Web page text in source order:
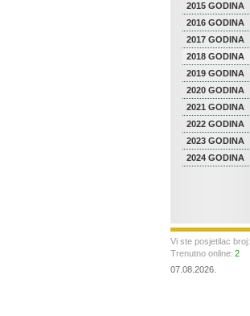
2015 GODINA
2016 GODINA
2017 GODINA
2018 GODINA
2019 GODINA
2020 GODINA
2021 GODINA
2022 GODINA
2023 GODINA
2024 GODINA
Vi ste posjetilac broj:
Trenutno online: 2
07.08.2026.